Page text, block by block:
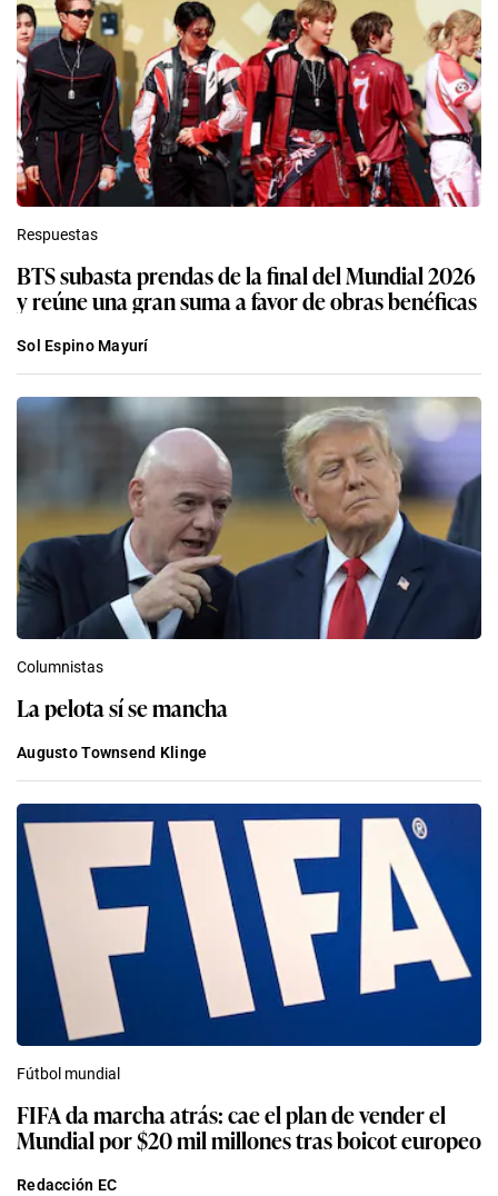
Respuestas
BTS subasta prendas de la final del Mundial 2026
y reúne una gran suma a favor de obras benéficas
Sol Espino Mayurí
Columnistas
La pelota sí se mancha
Augusto Townsend Klinge
Fútbol mundial
FIFA da marcha atrás: cae el plan de vender el
Mundial por $20 mil millones tras boicot europeo
Redacción EC